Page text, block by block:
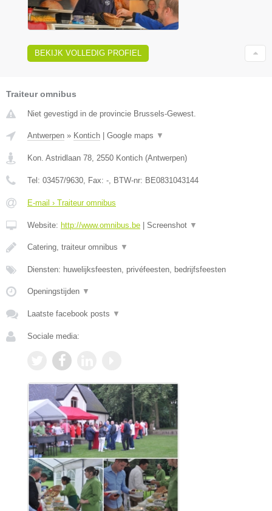
BEKIJK VOLLEDIG PROFIEL
Traiteur omnibus
Niet gevestigd in de provincie Brussels-Gewest.
Antwerpen » Kontich | Google maps ▼
Kon. Astridlaan 78 2550 Kontich (Antwerpen)
Tel: 03457/9630 , Fax: - , BTW-nr: BE0831043144
E-mail › Traiteur omnibus
Website: http://www.omnibus.be | Screenshot ▼
Catering, traiteur omnibus ▼
Diensten: huwelijksfeesten, privéfeesten, bedrijfsfeesten
Openingstijden ▼
Laatste facebook posts ▼
Sociale media: